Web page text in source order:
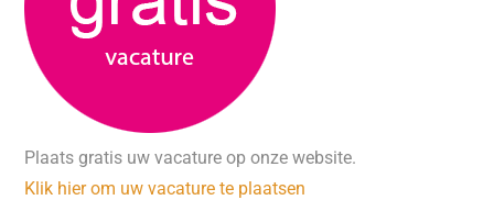
Plaats gratis uw vacature op onze website.
Klik hier om uw vacature te plaatsen